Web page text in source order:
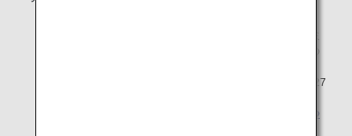
アムメンバーならびにスーパーフライヤーズ本会員の
2026年度にご提供したアップグレードポイントは2027
アップグレードポイントのサービス終了につ